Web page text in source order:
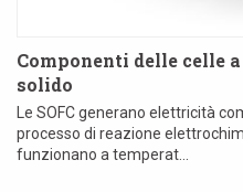
Componenti delle celle
solido
Le SOFC generano elettricità
processo di reazione
funzionano a temperat...